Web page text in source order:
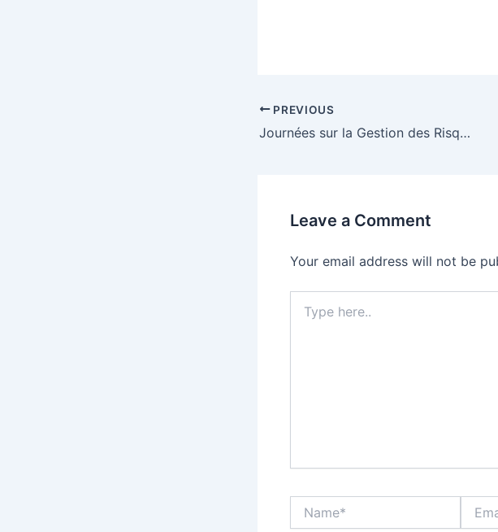
PREVIOUS
Journées sur la Gestion des Risques
Leave a Comment
Your email address will not be
here..